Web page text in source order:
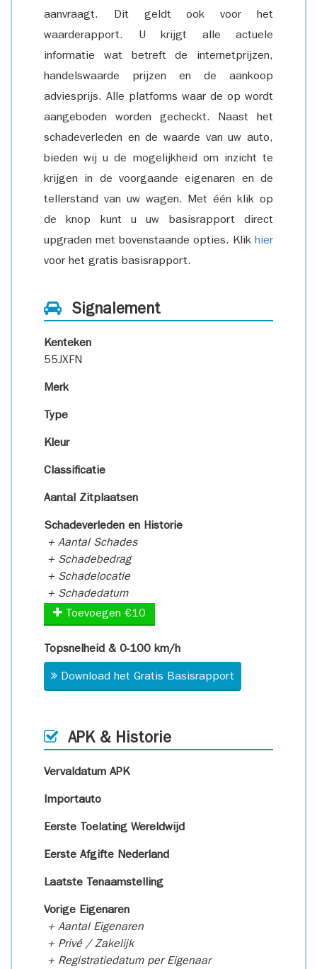
aanvraagt. Dit geldt ook voor het
waarderapport. U krijgt alle actuele
informatie wat betreft de internetprijzen,
handelswaarde prijzen en de aankoop
adviesprijs. Alle platforms waar de op wordt
aangeboden worden gecheckt. Naast het
schadeverleden en de waarde van uw auto,
bieden wij u de mogelijkheid om inzicht te
krijgen in de voorgaande eigenaren en de
tellerstand van uw wagen. Met één klik op
de knop kunt u uw basisrapport direct
upgraden met bovenstaande opties. Klik hier
voor het gratis basisrapport.
Signalement
Kenteken
55JXFN
Merk
Type
Kleur
Classificatie
Aantal Zitplaatsen
Schadeverleden en Historie
+ Aantal Schades
+ Schadebedrag
+ Schadelocatie
+ Schadedatum
Toevoegen €10
Topsnelheid & 0-100 km/h
Download het Gratis Basisrapport
APK & Historie
Vervaldatum APK
Importauto
Eerste Toelating Wereldwijd
Eerste Afgifte Nederland
Laatste Tenaamstelling
Vorige Eigenaren
+ Aantal Eigenaren
+ Privé / Zakelijk
+ Registratiedatum per Eigenaar